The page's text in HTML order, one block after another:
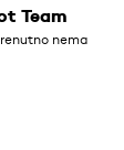
Team
nema